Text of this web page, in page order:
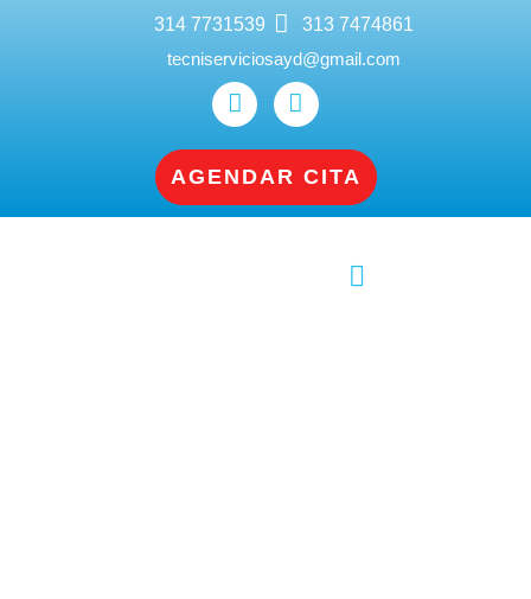
314 7731539
313 7474861
tecniserviciosayd@gmail.com
AGENDAR CITA